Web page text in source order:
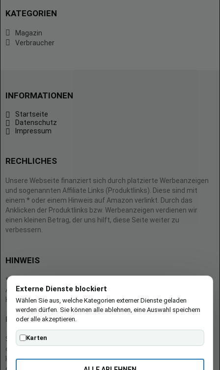
KATEGORIEN
Magazin
Verbraucher
INFORMATIONEN
Startseite
Datenschutz
Impressum
RECHLICHES
Unsere Webseite finanziert sich durch platzierte Werbeanzeigen
und sogenannten Affiliate Links (Produktlinks). Diese sind mit
einem * oder einem Hinweis auf Amazon verlinkt. Durch das
Anklicken der Produktlinks bzw. Werbeanzeigen verdienen wir
einen kleinen Betrag, der uns hilft, diese Seite weiter zu
verbessern.
HINWEIS
* = Afilliate-Link (=Werbung)
Als Amazon-Partner verdient der Seitenbetreiber an qualifizierten
Käufen.
Hinweis zu Preisen und Verfügbarkeiten
Sofern Produktpreise und Verfügbarkeiten angezeigt werden,
entsprechen diese dem angegebenen Stand (Datum/Uhrzeit) und
können sich auf der verlinkten Seite jederzeit ändern. Für den Kauf
Externe Dienste blockiert
Wählen Sie aus, welche Kategorien externer Dienste geladen
werden dürfen. Sie können alle ablehnen, eine Auswahl speichern
oder alle akzeptieren.
Karten